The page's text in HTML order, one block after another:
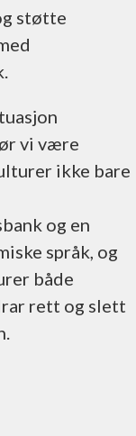
støtte
vi være
ikke bare
og en
språk, og
både
rett og slett